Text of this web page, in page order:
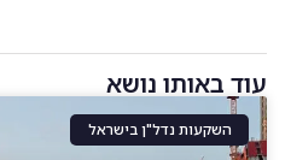
עוד באותו נושא
השקעות נדל"ן בישראל